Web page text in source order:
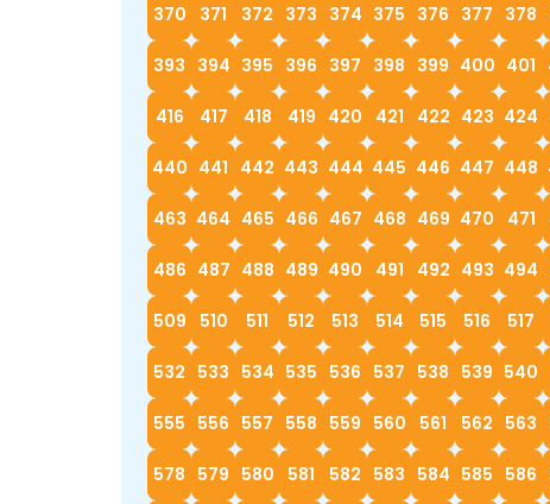
370 371 372 373 374 375 376 377 378
393 394 395 396 397 398 399 400 401
416 417 418 419 420 421 422 423 424
440 441 442 443 444 445 446 447 448
463 464 465 466 467 468 469 470 471
486 487 488 489 490 491 492 493 494
509 510 511 512 513 514 515 516 517
532 533 534 535 536 537 538 539 540
555 556 557 558 559 560 561 562 563
578 579 580 581 582 583 584 585 586